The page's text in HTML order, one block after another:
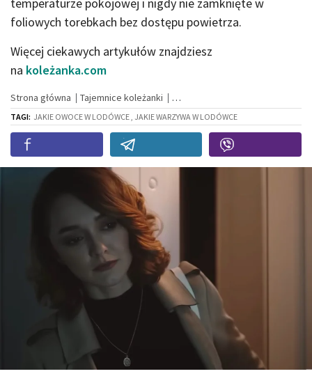
temperaturze pokojowej i nigdy nie zamknięte w
foliowych torebkach bez dostępu powietrza.
Więcej ciekawych artykułów znajdziesz
na koleżanka.com
Strona główna Tajemnice koleżanki
TAGI: JAKIE OWOCE W LODÓWCE , JAKIE WARZYWA W LODÓWCE